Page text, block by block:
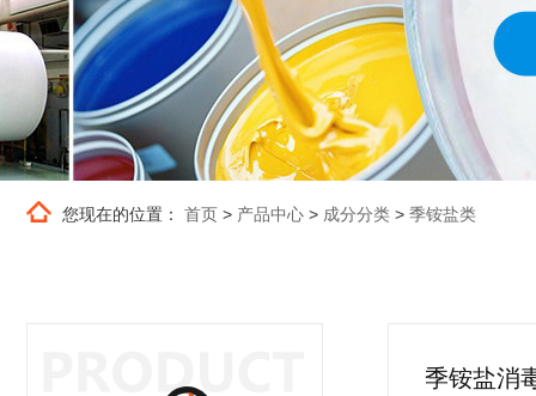
您现在的位置： 首页 > 产品中心 > 成分分类 > 季铵盐类
季铵盐消